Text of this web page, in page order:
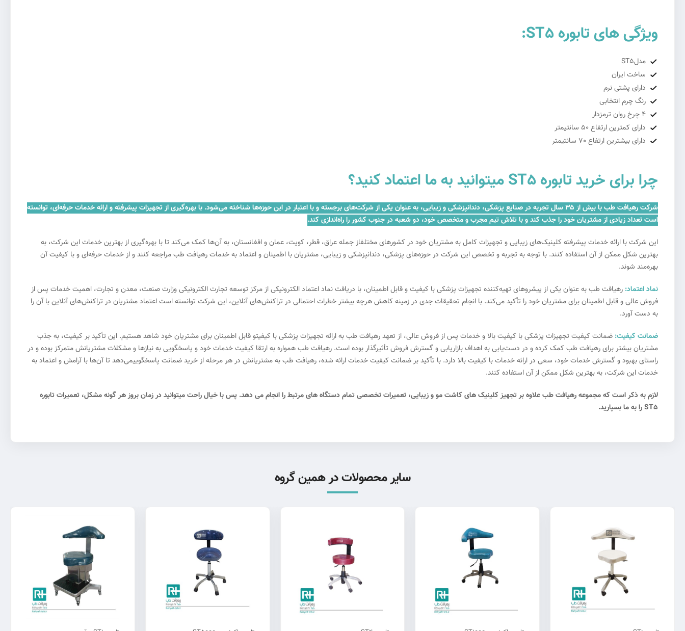
ویژگی های تابوره ST5:
مدلST5
ساخت ایران
دارای پشتی‌ نرم
رنگ چرم انتخابی
4 چرخ روان ترمزدار
دارای کمترین ارتفاع 50 سانتیمتر
دارای بیشترین ارتفاع 70 سانتیمتر
چرا برایخرید تابوره
شرکت رهیافت طب با بیش از ۳۵ سال تجربه در صنایع پزشکی، دندانپزشکی و زیبایی، به عنوان یکی از شرکت‌های برجسته و با اعتبار در این حوزه‌ها شناخته می‌شود. با بهره‌گیری از تجهیزات پیشرفته و ارائه خدمات حرفه‌ای، توانسته
است تعداد زیادی از مشتریان خود را جذب کند و با تلاش تیم مجرب و متخصص خود، دو شعبه در جنوب کشور را راه‌اندازی کند.
این شرکت با ارائه خدمات پیشرفته کلینیک‌های زیبایی و تجهیزات کامل به مشتریان خود در کشورهای مختلفاز جمله عراق، قطر، کویت، عمان و افغانستان، به آن‌ها کمک می‌کند تا با بهره‌گیری از بهترین خدمات این شرکت، به
بهترین شکل ممکن از آن استفاده کنند. با توجه به تجربه و تخصص این شرکت در حوزه‌های پزشکی، دندانپزشکی و زیبایی، مشتریان با اطمینان و اعتماد به خدمات رهیافت طب مراجعه کنند و از خدمات حرفه‌ای و با کیفیت آن
بهره‌مند شوند.
نماد اعتماد: رهیافت طب به عنوان یکی از پیشروهای تهیه‌کننده تجهیزات پزشکی با کیفیت و قابل اطمینان، با دریافت نماد اعتماد الکترونیکی از مرکز توسعه تجارت الکترونیکی وزارت صنعت، معدن و تجارت، اهمیت خدمات پس از
فروش عالی و قابل اطمینان برای مشتریان خود را تأکید می‌کند. با انجام تحقیقات جدی در زمینه کاهش هرچه بیشتر خطرات احتمالی در تراکنش‌های آنلاین، این شرکت توانسته است اعتماد مشتریان در تراکنش‌های آنلاین با آن را
به دست آورد.
ضمانت کیفیت: ضمانت کیفیت تجهیزات پزشکی با کیفیت بالا و خدمات پس از فروش عالی، از تعهد رهیافت طب به ارائه تجهیزات پزشکی با کیفیتو قابل اطمینان برای مشتریان خود شاهد هستیم. این تأکید بر کیفیت، به جذب
مشتریان بیشتر برای رهیافت طب کمک کرده و در دست‌یابی به اهداف بازاریابی و گسترش فروش تأثیرگذار بوده است. رهیافت طب همواره به ارتقا کیفیت خدمات خود و پاسخگویی به نیازها و مشکلات مشتریانش متمرکز بوده و در
راستای بهبود و گسترش خدمات خود، سعی در ارائه خدمات با کیفیت بالا دارد. با تأکید بر ضمانت کیفیت خدمات ارائه شده، رهیافت طب به مشتریانش در هر مرحله از خرید ضمانت پاسخگوییمی‌دهد تا آن‌ها با آرامش و اعتماد به
خدمات این شرکت، به بهترین شکل ممکن از آن استفاده کنند.
لازم به ذکر است که مجموعه رهیافت طب علاوه بر تجهیز کلینیک های کاشت مو و زیبایی، تعمیرات تخصصی تمام دستگاه های مرتبط را انجام می دهد. پس با خیال راحت میتوانید در زمان بروز هر گونه مشکل، تعمیرات تابوره
ST5 را به ما بسپارید.
سایر محصولات در همین گروه